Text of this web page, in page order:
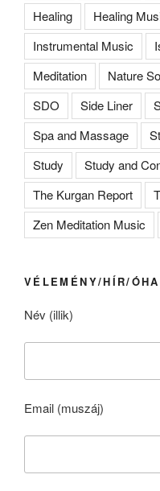
Healing
Healing
Instrumental Music
Meditation
Nature
SDO
Side Liner
Spa and Massage
Study
Study and
The Kurgan Report
Zen Meditation Music
VÉLEMÉNY/HÍR/
Név (illik)
Email (muszáj)